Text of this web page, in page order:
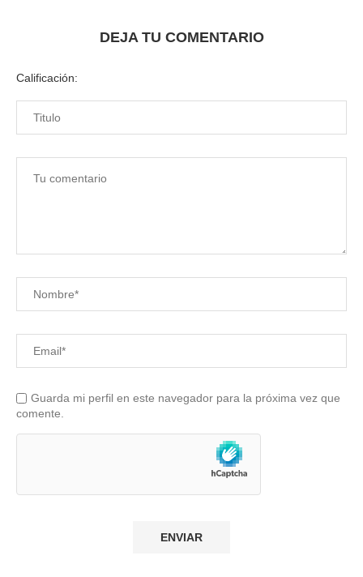
DEJA TU COMENTARIO
Calificación:
Guarda mi perfil en este navegador para la próxima vez que
comente.